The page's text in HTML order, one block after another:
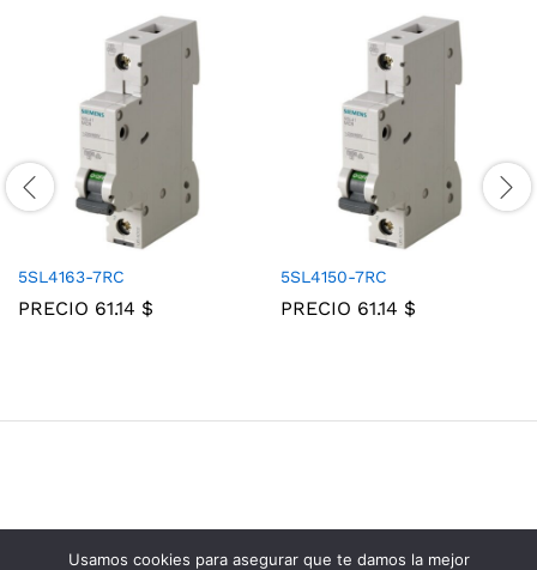
5SL4163-7RC
PRECIO 61.14 $
5SL4150-7RC
PRECIO 61.14 $
Usamos cookies para asegurar que te damos la mejor